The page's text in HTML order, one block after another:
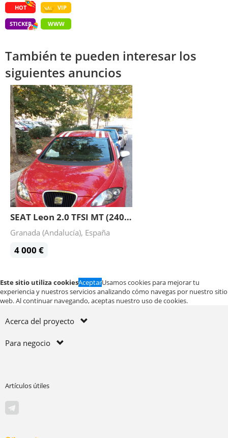
HOT VIP
STICKER WWW
También te pueden interesar los
siguientes anuncios
SEAT Leon 2.0 TFSI MT (240 hp) 2005
Granada (Andalucía), España
4 000 €
Este sitio utiliza cookiesAceptarUsamos cookies para mejorar tu
experiencia y nuestros servicios analizando cómo navegas por nuestro sitio
web. Al continuar navegando, aceptas nuestro uso de cookies.
Acerca del proyecto
Para negocio
Artículos útiles